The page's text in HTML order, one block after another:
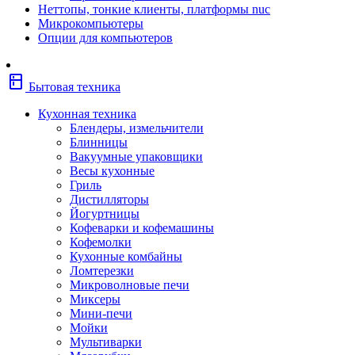
Фены
Щипцы
Электробритвы
Сушильные машины
Морозильные камеры
Плиты
Посудомоечные машины
Водонагреватели
Бойлеры
Встраиваемая техника
Варочные поверхности электрические
Духовые шкафы электрические
Неттопы, тонкие клиенты, платформы nuc
Микрокомпьютеры
Опции для компьютеров
kitchen Бытовая техника
Кухонная техника
Блендеры, измельчители
Блинницы
Вакуумные упаковщики
Весы кухонные
Гриль
Дистилляторы
Йогуртницы
Кофеварки и кофемашины
Кофемолки
Кухонные комбайны
Ломтерезки
Микроволновые печи
Миксеры
Мини-печи
Мойки
Мультиварки